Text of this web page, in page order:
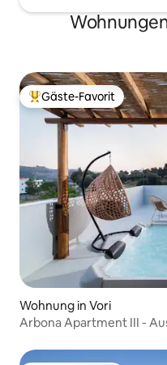
Beliebter Gäste-Favorit.
Gäste-Favorit
Wohnung in Vori
Arbona Apartment IIΙ -